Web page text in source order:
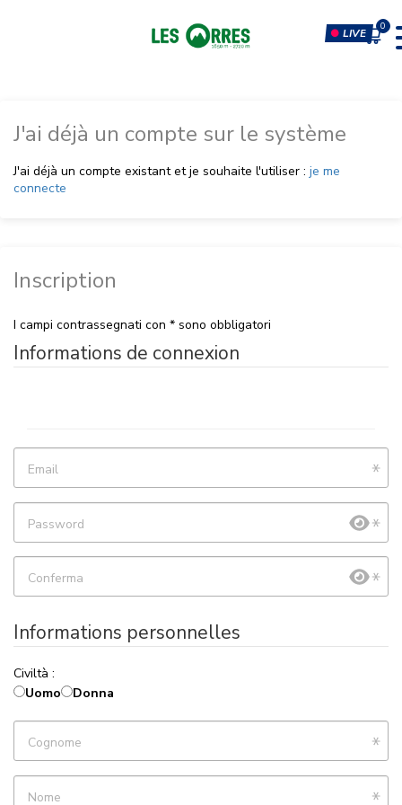
LIVE
J'ai déjà un compte sur le système
J'ai déjà un compte existant et je souhaite l'utiliser : je me
connecte
Inscription
I campi contrassegnati con * sono obbligatori
Informations de connexion
Email
Password
Conferma
Informations personnelles
Civiltà :
Uomo
Donna
Cognome
Nome
FORFAITS
MOUTAIN BIKE PASS
PÔLE SPORT INNOVATION
CLIMBING & CLIP'N CLIMB